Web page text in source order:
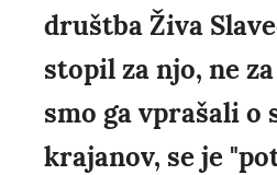
društba Živa
stopil za njo, ne
smo ga vprašali o
krajanov, se je